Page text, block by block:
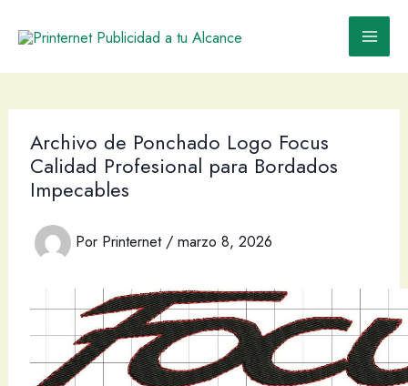
Archivo de Ponchado Logo Focus
Calidad Profesional para Bordados
Impecables
Por Printernet / marzo 8, 2026